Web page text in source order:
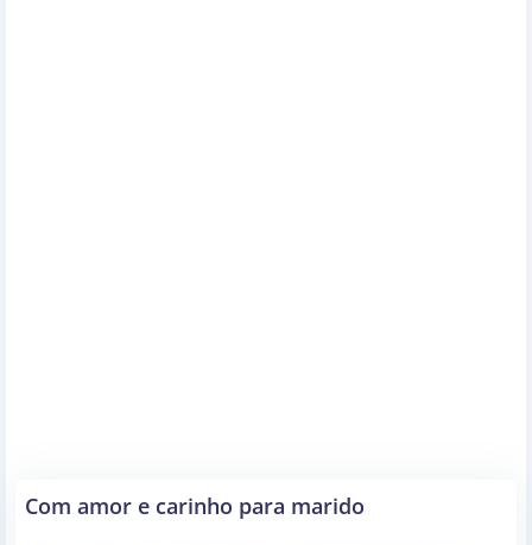
Com amor e carinho para marido